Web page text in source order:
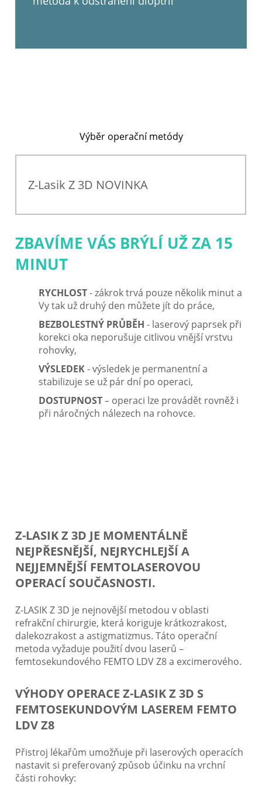
Výběr operační metódy
Z-Lasik Z 3D NOVINKA
ZBAVÍME VÁS BRÝLÍ UŽ ZA 15
MINUT
RYCHLOST-zákrok trvá pouze několik minut a
Vy tak už druhý den můžete jít do práce,
BEZBOLESTNÝ PRŮBĚH- laserový paprsek při
korekci oka neporušuje citlivou vnější vrstvu
rohovky,
VÝSLEDEK- výsledek je permanentní a
stabilizuje se už pár dní po operaci,
DOSTUPNOST– operaci lze provádět rovněž i
při náročných nálezech na rohovce.
Z-LASIK Z 3D JE MOMENTÁLNĚ
NEJPŘESNĚJŠÍ, NEJRYCHLEJŠÍ A
NEJJEMNĚJŠÍ FEMTOLASEROVOU
OPERACÍ SOUČASNOSTI.
Z-LASIK Z 3D je nejnovější metodou v oblasti
refrakční chirurgie, která koriguje krátkozrakost,
dalekozrakost a astigmatizmus. Táto operační
metoda vyžaduje použití dvou laserů –
femtosekundového FEMTO LDV Z8 a excimerového.
VÝHODY OPERACE Z-LASIK Z 3D S
FEMTOSEKUNDOVÝM LASEREM FEMTO
LDV Z8
Přistroj lékařům umožňuje při laserových operacích
nastavit si preferovaný způsob účinku na vrchní
části rohovky: